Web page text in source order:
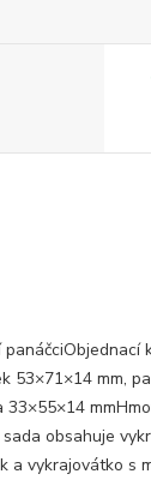
53×71×14 mm,
33×55×14
obsahuje
a vykrajovátko s